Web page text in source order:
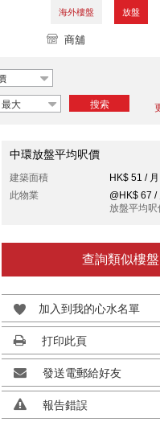
海外樓盤 放盤
商舖
最大 搜索
中環放盤平均呎價
建築面積
HK$ 51 /
此物業
@HK$ 67 /
放盤平均呎
查詢類似樓盤
加入到我的心水名單
打印此頁
發送電郵給好友
報告錯誤